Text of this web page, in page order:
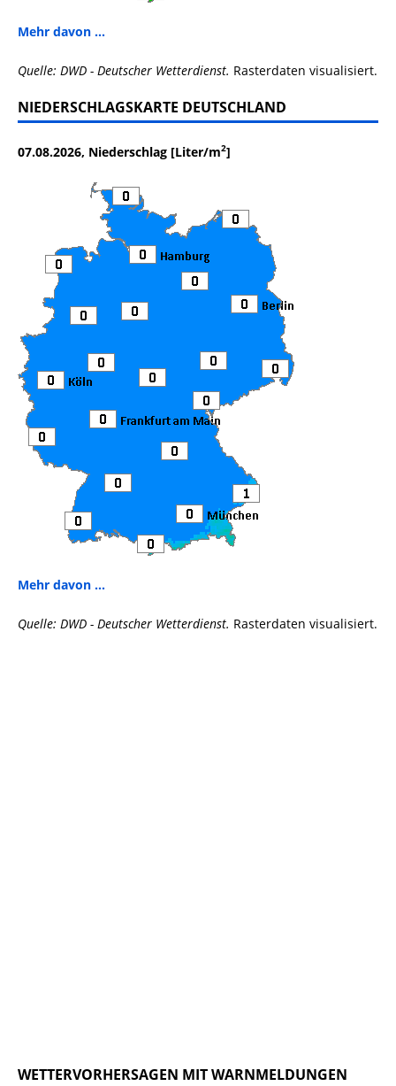
Mehr davon ...
Quelle: DWD - Deutscher Wetterdienst. Rasterdaten visualisiert.
NIEDERSCHLAGSKARTE DEUTSCHLAND
07.08.2026, Niederschlag [Liter/m2]
Mehr davon ...
Quelle: DWD - Deutscher Wetterdienst. Rasterdaten visualisiert.
WETTERVORHERSAGEN MIT WARNMELDUNGEN